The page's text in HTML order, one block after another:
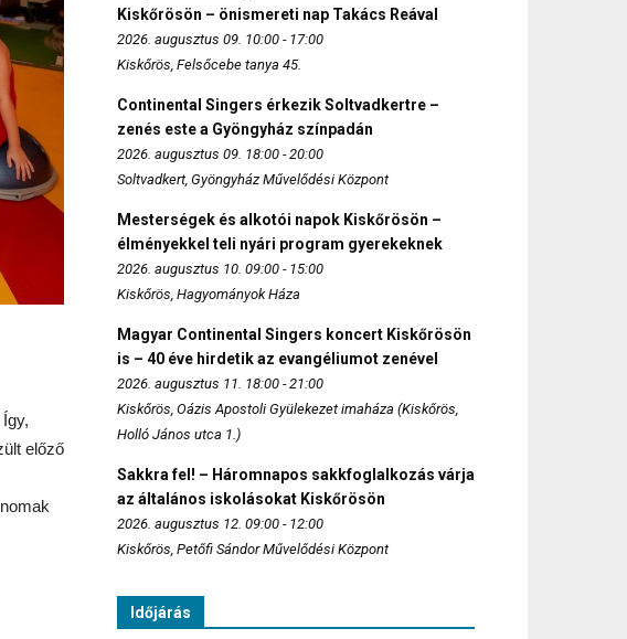
előző
Kiskőrösön – önismereti nap Takács Reával
2026. augusztus 09. 10:00 - 17:00
Kiskőrös, Felsőcebe tanya 45.
Continental Singers érkezik Soltvadkertre –
zenés este a Gyöngyház színpadán
2026. augusztus 09. 18:00 - 20:00
Soltvadkert, Gyöngyház Művelődési Központ
Mesterségek és alkotói napok Kiskőrösön –
élményekkel teli nyári program gyerekeknek
2026. augusztus 10. 09:00 - 15:00
Kiskőrös, Hagyományok Háza
Magyar Continental Singers koncert Kiskőrösön
is – 40 éve hirdetik az evangéliumot zenével
2026. augusztus 11. 18:00 - 21:00
Kiskőrös, Oázis Apostoli Gyülekezet imaháza (Kiskőrös,
Holló János utca 1.)
Sakkra fel! – Háromnapos sakkfoglalkozás várja
az általános iskolásokat Kiskőrösön
2026. augusztus 12. 09:00 - 12:00
Kiskőrös, Petőfi Sándor Művelődési Központ
Időjárás